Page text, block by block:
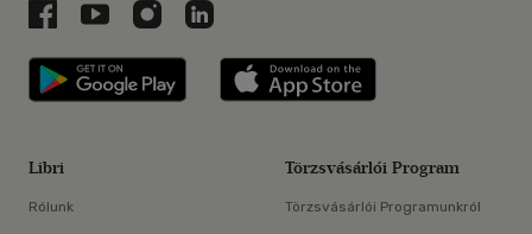
Libri a Facebookon
Libri a Youtube-on
Libri az Instagramon
Libri a LinkedInen
Libri applikáció Szerezd meg: Google
Libri
Rólunk
Törzsvásárlói Program
Törzsvásárlói Programunkról